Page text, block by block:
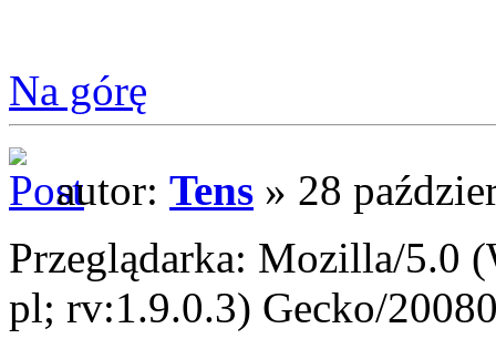
Na górę
autor: Tens » 28
Przeglądarka: Mozilla/5.0
pl; rv:1.9.0.3) Gecko/